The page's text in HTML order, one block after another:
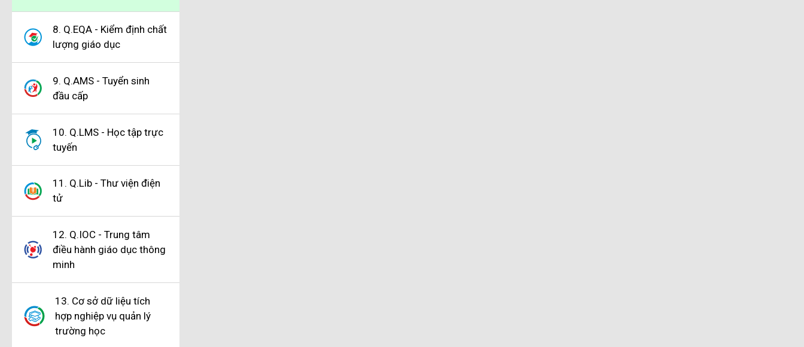
8. Q.EQA - Kiểm định chất
lượng giáo dục
9. Q.AMS - Tuyển sinh
đầu cấp
10. Q.LMS - Học tập trực
tuyến
11. Q.Lib - Thư viện điện
tử
12. Q.IOC - Trung tâm
điều hành giáo dục thông
minh
13. Cơ sở dữ liệu tích
hợp nghiệp vụ quản lý
trường học